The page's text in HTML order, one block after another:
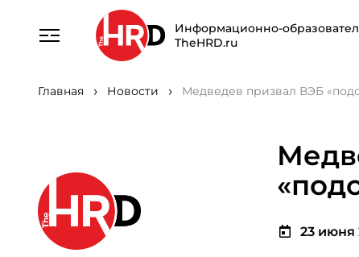
Информационно-
TheHRD.ru
Главная Новости Медведев призвал ВЭБ
23 июня